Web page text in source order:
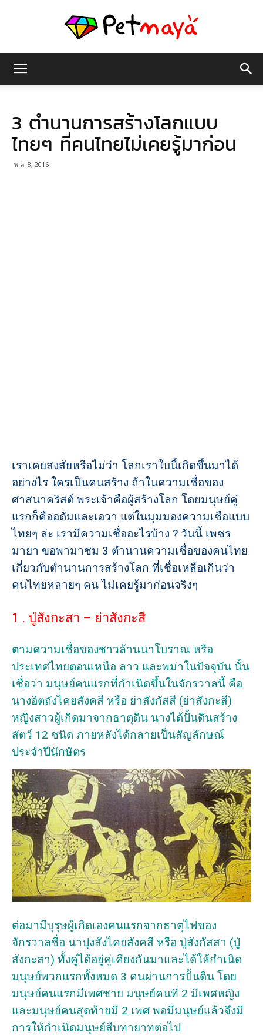
มายา
3 ตำนานการสร้างโลกแบบ
ไทยๆ ที่คนไทยไม่เคยรู้มาก่อน
พ.ค. 8, 2016
เราเคยสงสัยหรือไม่ว่า โลกเราใบนี้เกิดขึ้นมาได้
อย่างไร ใครเป็นคนสร้าง ถ้าในความเชื่อของ
ศาสนาคริสต์ พระเจ้าคือผู้สร้างโลก โดยมนุษย์คู่
แรกก็คืออดัมและเอวา แต่ในมุมมองความเชื่อแบบ
ไทยๆ ล่ะ เรามีความเชื่ออะไรบ้าง ? วันนี้ เพชร
มายา ขอพามาชม 3 ตำนานความเชื่อของคนไทย
เกี่ยวกับตำนานการสร้างโลก ที่เชื่อเหลือเกินว่า
คนไทยหลายๆ คน ไม่เคยรู้มาก่อนจริงๆ
1 . ปู่สังกะสา – ย่าสังกะสี
ตามความเชื่อของชาวล้านนาโบราณ หรือ
ประเทศไทยตอนเหนือ ลาว และพม่าในปัจจุบัน นั้น
เชื่อว่า มนุษย์คนแรกที่กำเนิดขึ้นในจักรวาลนี้ คือ
นางอิตถังไคยสังคสี หรือ ย่าสังกัสสี (ย่าสังกะสี)
หญิงสาวผู้เกิดมาจากธาตุดิน นางได้ปั้นดินสร้าง
สัตว์ 12 ชนิด ภายหลังได้กลายเป็นสัญลักษณ์
ประจำปีนักษัตร
ต่อมามีบุรุษผู้เกิดเองคนแรกจากธาตุไฟของ
จักรวาลชื่อ นาปุงสังไคยสังคสี หรือ ปู่สังกัสสา (ปู่
สังกะสา) ทั้งคู่ได้อยู่คู่เคียงกันมาและได้ให้กำเนิด
มนุษย์พวกแรกทั้งหมด 3 คนผ่านการปั้นดิน โดย
มนุษย์คนแรกมีเพศชาย มนุษย์คนที่ 2 มีเพศหญิง
และมนุษย์คนสุดท้ายมี 2 เพศ พอมีมนุษย์แล้วจึงมี
การให้กำเนิดมนุษย์สืบทายาทต่อไป